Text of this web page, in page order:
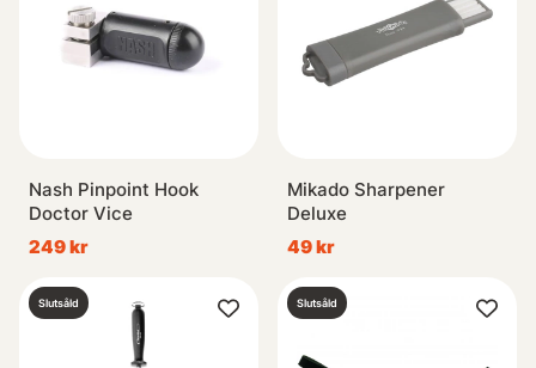
Nash Pinpoint Hook
Doctor Vice
249 kr
Mikado Sharpener
Deluxe
49 kr
Slutsåld Slutsåld